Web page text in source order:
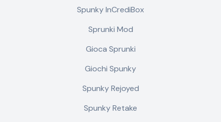
Spunky InCrediBox
Sprunki Mod
Gioca Sprunki
Giochi Spunky
Spunky Rejoyed
Spunky Retake